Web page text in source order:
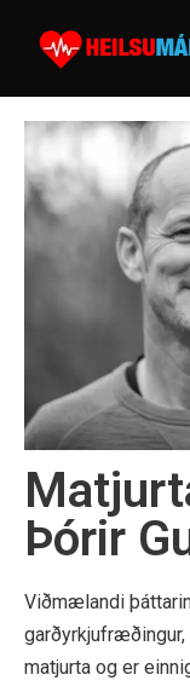
Þórir
Viðmælandi
matjurta og er